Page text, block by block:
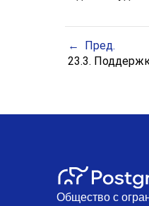
Пред.
23.3.
Общество с